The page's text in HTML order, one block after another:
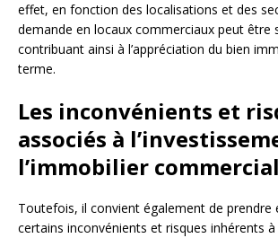
effet, en fonction des localisations et des
demande en locaux commerciaux peut être
contribuant ainsi à l’appréciation du bien
terme.
Les inconvénients et
associés à
l’immobilier commercial
Toutefois, il convient également de prendre
certains inconvénients et risques inhérents